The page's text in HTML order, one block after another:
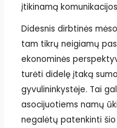
įtikinamą
Didesnis dirbtinės
tam tikrų neigiamų
ekonominės
turėti didelę įtaką
gyvulininkystėje. Tai
asocijuotiems namų
negalėtų patenkinti